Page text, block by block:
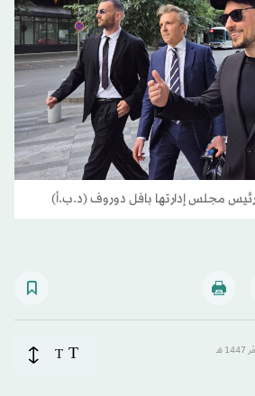
مجلس إدارتها بافل دوروف (د.ب.أ)
T
T